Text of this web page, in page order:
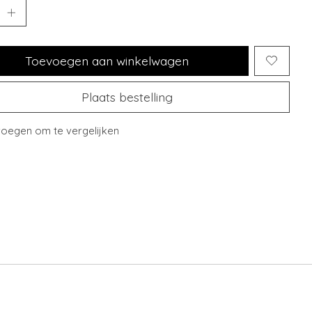
Toevoegen aan winkelwagen
Plaats bestelling
om te vergelijken